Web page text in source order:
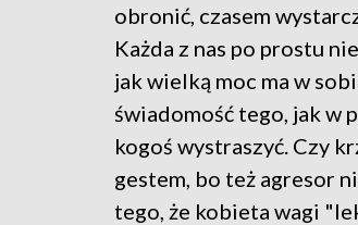
obronić, czasem
Każda z nas po prostu
jak wielką moc ma w
świadomość tego, jak w
kogoś wystraszyć. Czy
gestem, bo też agresor
tego, że kobieta wagi